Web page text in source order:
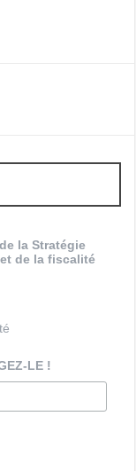
la Stratégie
de la fiscalité
LE !